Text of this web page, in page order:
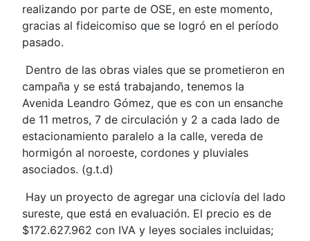
realizando por parte de OSE, en este momento,
gracias al fideicomiso que se logró en el período
pasado.
Dentro de las obras viales que se prometieron en
campaña y se está trabajando, tenemos la
Avenida Leandro Gómez, que es con un ensanche
de 11 metros, 7 de circulación y 2 a cada lado de
estacionamiento paralelo a la calle, vereda de
hormigón al noroeste, cordones y pluviales
asociados. (g.t.d)
Hay un proyecto de agregar una ciclovía del lado
sureste, que está en evaluación. El precio es de
$172.627.962 con IVA y leyes sociales incluidas;